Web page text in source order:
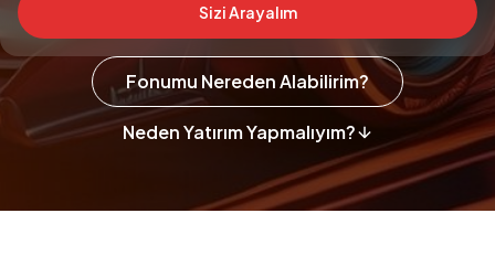
Sizi Arayalım
Fonumu Nereden Alabilirim?
Neden Yatırım Yapmalıyım?